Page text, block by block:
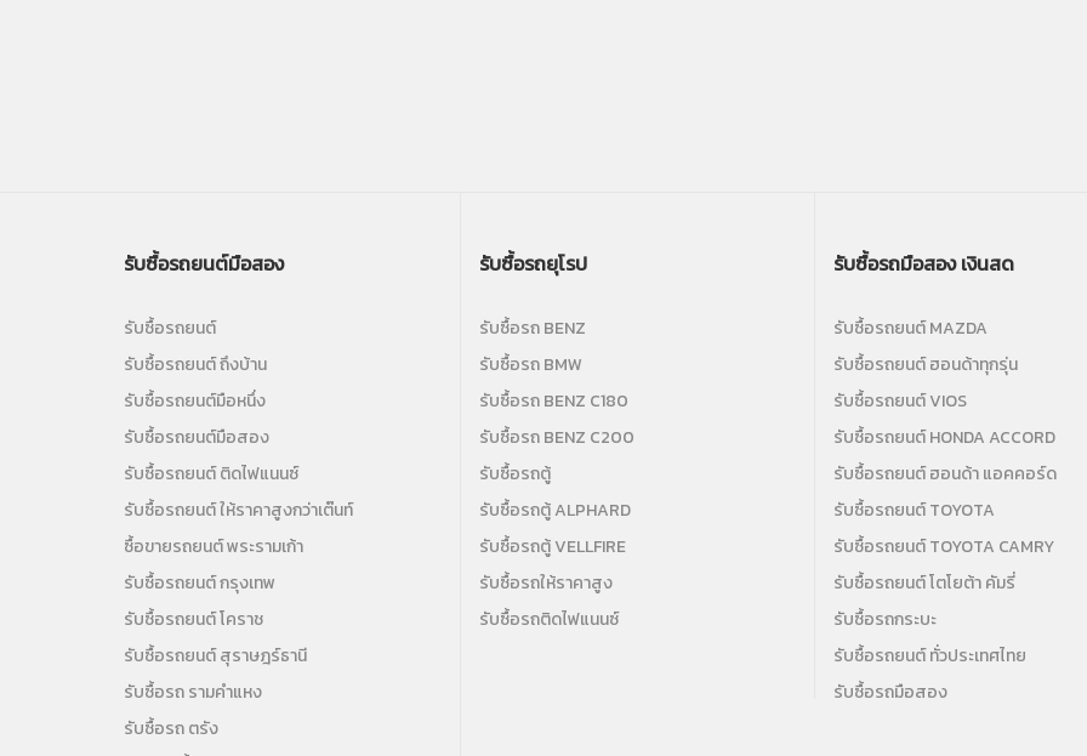
รับซื้อรถยนต์มือสอง
รับซื้อรถยนต์
รับซื้อรถยนต์ ถึงบ้าน
รับซื้อรถยนต์มือหนึ่ง
รับซื้อรถยนต์มือสอง
รับซื้อรถยนต์ ติดไฟแนนซ์
รับซื้อรถยนต์ ให้ราคาสูงกว่าเต๊นท์
ซื้อขายรถยนต์ พระรามเก้า
รับซื้อรถยนต์ กรุงเทพ
รับซื้อรถยนต์ โคราช
รับซื้อรถยนต์ สุราษฎร์ธานี
รับซื้อรถ รามคำแหง
รับซื้อรถ ตรัง
รับซื้อรถยุโรป
รับซื้อรถ BENZ
รับซื้อรถ BMW
รับซื้อรถ BENZ C180
รับซื้อรถ BENZ C200
รับซื้อรถตู้
รับซื้อรถตู้ ALPHARD
รับซื้อรถตู้ VELLFIRE
รับซื้อรถให้ราคาสูง
รับซื้อรถติดไฟแนนซ์
รับซื้อรถมือสอง เงินสด
รับซื้อรถยนต์ MAZDA
รับซื้อรถยนต์ ฮอนด้าทุกรุ่น
รับซื้อรถยนต์ VIOS
รับซื้อรถยนต์ HONDA ACCORD
รับซื้อรถยนต์ ฮอนด้า แอคคอร์ด
รับซื้อรถยนต์ TOYOTA
รับซื้อรถยนต์ TOYOTA CAMRY
รับซื้อรถยนต์ โตโยต้า คัมรี่
รับซื้อรถกระบะ
รับซื้อรถยนต์ ทั่วประเทศไทย
รับซื้อรถมือสอง